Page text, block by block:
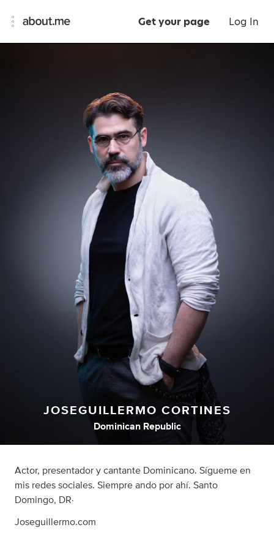
Get your page Log In
JOSEGUILLERMO CORTINES
Dominican Republic
Actor, presentador y cantante Dominicano. Sígueme en
mis redes sociales. Siempre ando por ahí. Santo
Domingo, DR·
Joseguillermo.com